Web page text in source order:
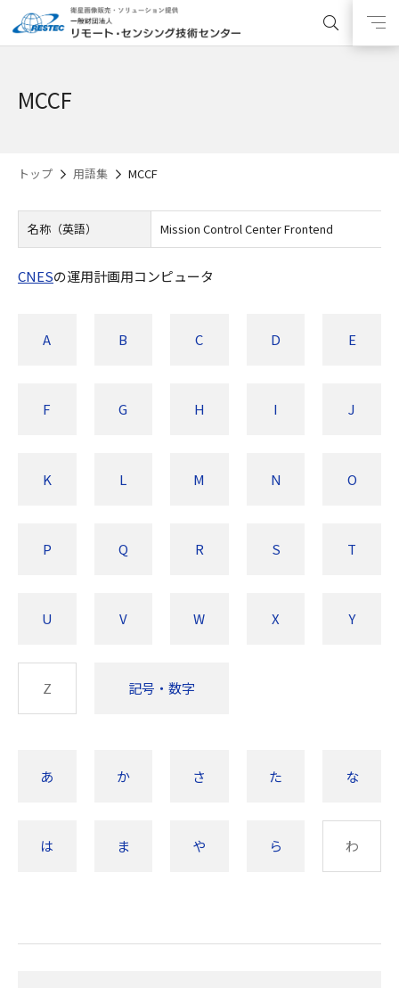
MCCF
トップ 用語集 MCCF
名称（英語） Mission Control Center Frontend
CNESの運用計画用コンピュータ
A B C D E
F G H I J
K L M N O
P Q R S T
U V W X Y
Z 記号・数字
あ か さ た な
は ま や ら わ